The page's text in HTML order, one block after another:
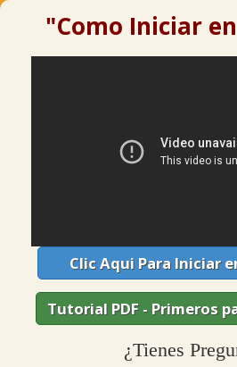
"Como Iniciar
Clic Aqui Para Iniciar
Tutorial PDF - Primeros
¿Tienes